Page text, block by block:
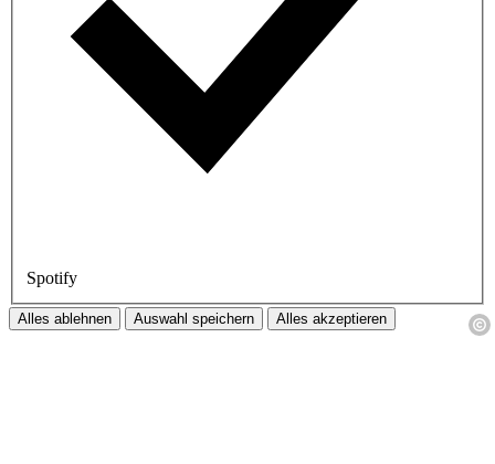
Spotify
Alles ablehnen Auswahl speichern Alles akzeptieren